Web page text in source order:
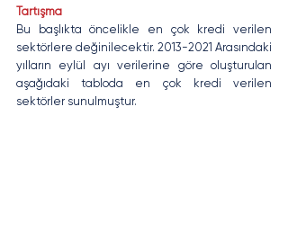
Tartışma
Bu başlıkta öncelikle en çok kredi verilen
sektörlere değinilecektir. 2013-2021 Arasındaki
yılların eylül ayı verilerine göre oluşturulan
aşağıdaki tabloda en çok kredi verilen
sektörler sunulmuştur.